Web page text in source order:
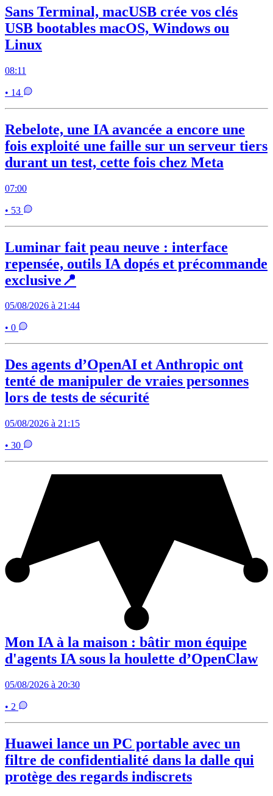
Sans Terminal, macUSB crée vos clés
USB bootables macOS, Windows ou
Linux
08:11
• 14
Rebelote, une IA avancée a encore une
fois exploité une faille sur un serveur tiers
durant un test, cette fois chez Meta
07:00
• 53
Luminar fait peau neuve : interface
repensée, outils IA dopés et précommande
exclusive📍
05/08/2026 à 21:44
• 0
Des agents d’OpenAI et Anthropic ont
tenté de manipuler de vraies personnes
lors de tests de sécurité
05/08/2026 à 21:15
• 30
Mon IA à la maison : bâtir mon équipe
d'agents IA sous la houlette d’OpenClaw
05/08/2026 à 20:30
• 2
Huawei lance un PC portable avec un
filtre de confidentialité dans la dalle qui
protège des regards indiscrets